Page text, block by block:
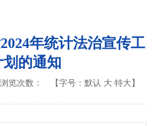
年统计法治宣传工
划的通知
浏览次数： 【字号： 默认 大 特大 】